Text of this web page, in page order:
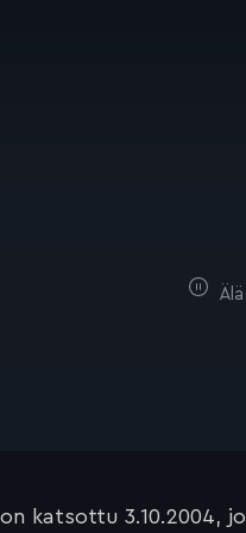
katsottu 3.10.2004,